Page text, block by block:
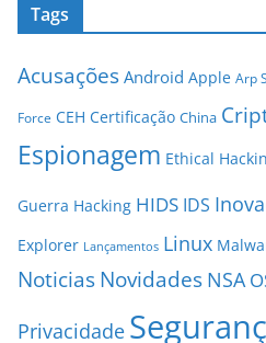
Tags
Acusações Android Apple Arp
Force CEH Certificação China
Espionagem Ethical
Guerra Hacking HIDS IDS
Explorer Lançamentos Linux
NoticiasNovidades NSA
Privacidade